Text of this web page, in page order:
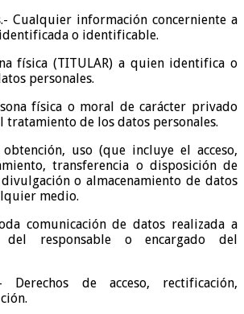
.- Cualquier información concerniente a
o identificable.
física (TITULAR) a quien identifica o
personales.
física o moral de carácter privado
tratamiento de los datos personales.
uso (que incluye el acceso,
transferencia o disposición de
o almacenamiento de datos
medio.
comunicación de datos realizada a
del responsable o encargado del
Derechos de acceso, rectificación,